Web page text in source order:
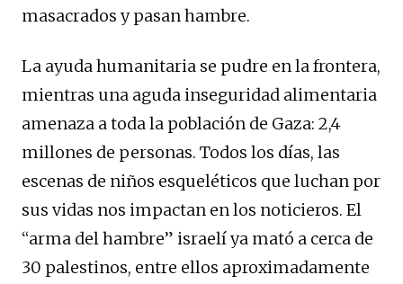
masacrados y pasan hambre.
La ayuda humanitaria se pudre en la frontera,
mientras una aguda inseguridad alimentaria
amenaza a toda la población de Gaza: 2,4
millones de personas. Todos los días, las
escenas de niños esqueléticos que luchan por
sus vidas nos impactan en los noticieros. El
“arma del hambre” israelí ya mató a cerca de
30 palestinos, entre ellos aproximadamente